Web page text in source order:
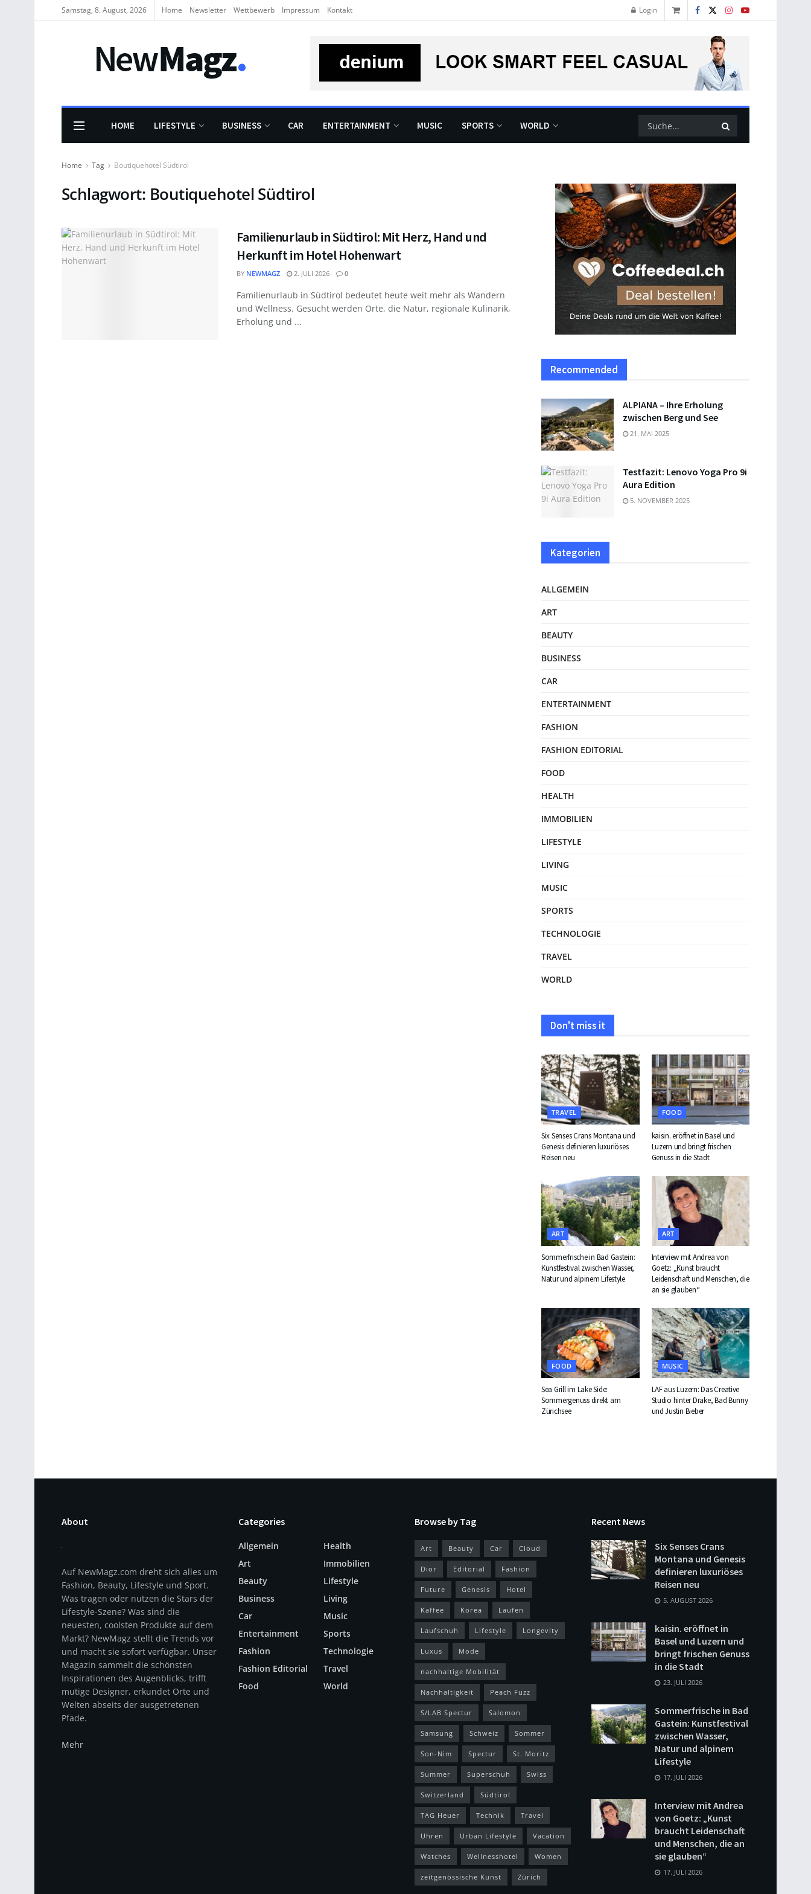
Samstag, 8. August, 2026 Home Newsletter Wettbewerb Impressum Kontakt Login
HOME LIFESTYLE BUSINESS CAR ENTERTAINMENT MUSIC SPORTS WORLD
Home Tag Boutiquehotel Südtirol
Schlagwort: Boutiquehotel Südtirol
Familienurlaub in Südtirol: Mit Herz, Hand und
Herkunft im Hotel Hohenwart
BY NEWMAGZ 2. JULI 2026 0
Familienurlaub in Südtirol bedeutet heute weit mehr als Wandern
und Wellness. Gesucht werden Orte, die Natur, regionale Kulinarik,
Erholung und ...
Recommended
ALPIANA – Ihre Erholung
zwischen Berg und See
21. MAI 2025
Testfazit: Lenovo Yoga Pro 9i
Aura Edition
5. NOVEMBER 2025
Kategorien
ALLGEMEIN
ART
BEAUTY
BUSINESS
CAR
ENTERTAINMENT
FASHION
FASHION EDITORIAL
FOOD
HEALTH
IMMOBILIEN
LIFESTYLE
LIVING
MUSIC
SPORTS
TECHNOLOGIE
TRAVEL
WORLD
Don't miss it
TRAVEL
Six Senses Crans Montana und
Genesis definieren luxuriöses
Reisen neu
FOOD
kaisin. eröffnet in Basel und
Luzern und bringt frischen
Genuss in die Stadt
ART
Sommerfrische in Bad Gastein:
Kunstfestival zwischen Wasser,
Natur und alpinem Lifestyle
ART
Interview mit Andrea von
Goetz: „Kunst braucht
Leidenschaft und Menschen, die
an sie glauben“
FOOD
Sea Grill im Lake Side:
Sommergenuss direkt am
Zürichsee
MUSIC
LAF aus Luzern: Das Creative
Studio hinter Drake, Bad Bunny
und Justin Bieber
About
Auf NewMagz.com dreht sich alles um
Fashion, Beauty, Lifestyle und Sport.
Was tragen oder nutzen die Stars der
Lifestyle-Szene? Was sind die
neuesten, coolsten Produkte auf dem
Markt? NewMagz stellt die Trends vor
und macht sie sofort verfügbar. Unser
Magazin sammelt die schönsten
Inspirationen des Augenblicks, trifft
mutige Designer, erkundet Orte und
Welten abseits der ausgetretenen
Pfade.
Mehr
Categories
Allgemein
Art
Beauty
Business
Car
Entertainment
Fashion
Fashion Editorial
Food
Health
Immobilien
Lifestyle
Living
Music
Sports
Technologie
Travel
World
Browse by Tag
Art Beauty Car Cloud
Dior Editorial Fashion
Future Genesis Hotel
Kaffee Korea Laufen
Laufschuh Lifestyle Longevity
Luxus Mode
nachhaltige Mobilität
Nachhaltigkeit Peach Fuzz
S/LAB Spectur Salomon
Samsung Schweiz Sommer
Son-Nim Spectur St. Moritz
Summer Superschuh Swiss
Switzerland Südtirol
TAG Heuer Technik Travel
Uhren Urban Lifestyle Vacation
Watches Wellnesshotel Women
zeitgenössische Kunst Zürich
Recent News
Six Senses Crans
Montana und Genesis
definieren luxuriöses
Reisen neu
5. AUGUST 2026
kaisin. eröffnet in
Basel und Luzern und
bringt frischen Genuss
in die Stadt
23. JULI 2026
Sommerfrische in Bad
Gastein: Kunstfestival
zwischen Wasser,
Natur und alpinem
Lifestyle
17. JULI 2026
Interview mit Andrea
von Goetz: „Kunst
braucht Leidenschaft
und Menschen, die an
sie glauben“
17. JULI 2026